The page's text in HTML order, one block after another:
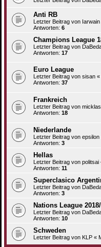
Anti RB
Letzter Beitrag von Iarwain
Antworten: 6
Champions League
Letzter Beitrag von
Antworten: 17
Euro League
Letzter Beitrag von sisan «
Antworten: 37
Frankreich
Letzter Beitrag von micklas
Antworten: 18
Niederlande
Letzter Beitrag von epsilon
Antworten: 3
Hellas
Letzter Beitrag von politsai
Antworten: 11
Superclasico
Letzter Beitrag von
Antworten: 3
Nations League
Letzter Beitrag von
Antworten: 10
Schweden
Letzter Beitrag von KLP «